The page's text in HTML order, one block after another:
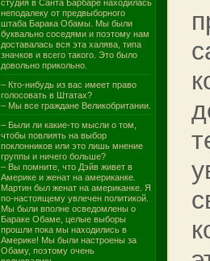
студия в Санта Барбаре находилась
неподалеку от предвыборного
штаба Барака Обамы. Мы были
буквально соседями и поэтому нам
доставалась вся эта халява, типа
значков и всего такого. Это было
довольно прикольно.
– Кто-нибудь из вас имеет право
голосовать в Штатах?
– Мы все граждане Великобритании.
– Были ли какие-то мысли о том,
чтобы повлиять на выбор
поклонников или это лишь мнение
группы и ничего больше?
– Вы помните, что Дэйв живет в
Америке и женат на американке.
Мартин был женат на американке. Я
по-настоящему увлечен политикой.
Мы были вполне осведомлены о
Бараке Обаме, целые выборы
прошли пока мы находились в
Америке! Мы были настроены за
Обаму, поэтому очень